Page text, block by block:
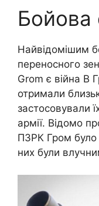
Бойова
Найвідомішим
переносного
Grom є війна В
отримали
застосовували
армії. Відомо
ПЗРК Гром було
них були